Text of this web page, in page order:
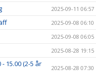
2025-09-11 06:57
2025-09-08 06:10
2025-09-08 06:05
2025-08-28 19:15
15.00 (2-5 år
2025-08-28 07:30